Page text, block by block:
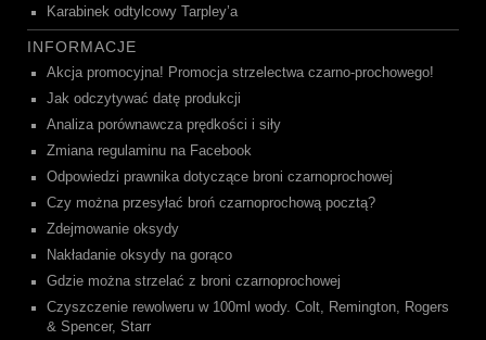
Karabinek odtylcowy Tarpley’a
INFORMACJE
Akcja promocyjna! Promocja strzelectwa czarno-prochowego!
Jak odczytywać datę produkcji
Analiza porównawcza prędkości i siły
Zmiana regulaminu na Facebook
Odpowiedzi prawnika dotyczące broni czarnoprochowej
Czy można przesyłać broń czarnoprochową pocztą?
Zdejmowanie oksydy
Nakładanie oksydy na gorąco
Gdzie można strzelać z broni czarnoprochowej
Czyszczenie rewolweru w 100ml wody. Colt, Remington, Rogers
& Spencer, Starr